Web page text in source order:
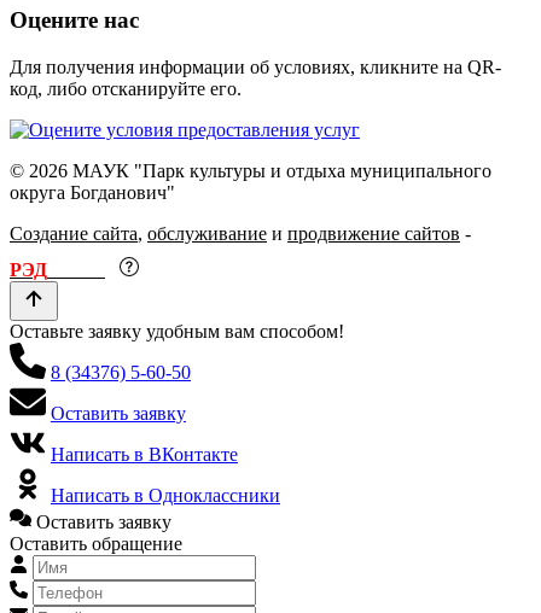
Оцените нас
Для получения информации об условиях, кликните на QR-
код, либо отсканируйте его.
© 2026 МАУК "Парк культуры и отдыха муниципального
округа Богданович"
Создание сайта, обслуживание и продвижение сайтов -
РЭД
Оставьте заявку удобным вам способом!
8 (34376) 5-60-50
Оставить заявку
Написать в ВКонтакте
Написать в Одноклассники
Оставить заявку
Оставить обращение